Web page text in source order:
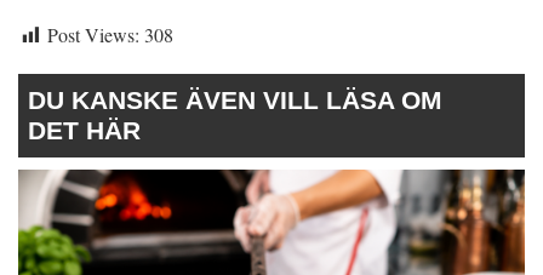
Post Views: 308
DU KANSKE ÄVEN VILL LÄSA OM
DET HÄR